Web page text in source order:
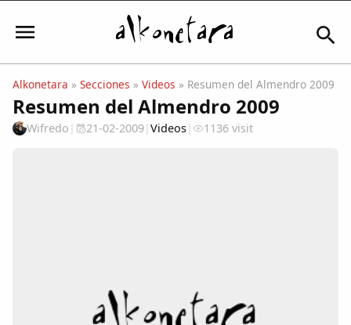
Iniciar sesión
Comunidad
Alkonetara » Secciones » Videos » Resumen del Almendro 2009
Resumen del Almendro 2009
Wifredo | 21-02-2009| Videos| 1136 visit